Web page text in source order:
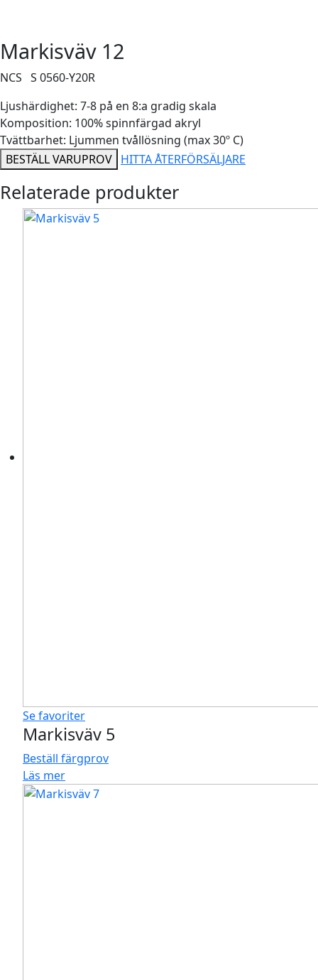
Markisväv 12
NCS S 0560-Y20R
Ljushärdighet: 7-8 på en 8:a gradig skala
Komposition: 100% spinnfärgad akryl
Tvättbarhet: Ljummen tvållösning (max 30º C)
BESTÄLL VARUPROV HITTA ÅTERFÖRSÄLJARE
Relaterade produkter
Se favoriter
Markisväv 5
Beställ färgprov
Läs mer